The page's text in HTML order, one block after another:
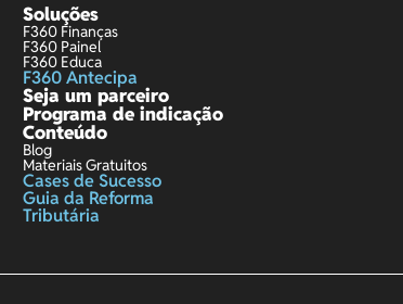
Soluções
F360 Finanças
F360 Painel
F360 Educa
F360 Antecipa
Seja um parceiro
Programa de indicação
Conteúdo
Blog
Materiais Gratuitos
Cases de Sucesso
Guia da Reforma
Tributária